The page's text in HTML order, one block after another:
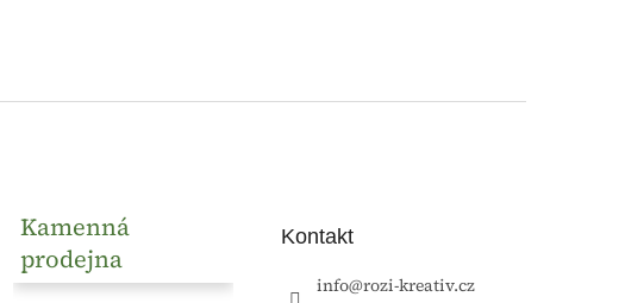
Kamenná
prodejna
Kontakt
info@rozi-kreativ.cz